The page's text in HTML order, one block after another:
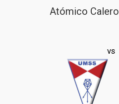
Atómico Calero
vs